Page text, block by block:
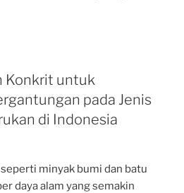
Konkrit untuk
pada Jenis
di Indonesia
minyak bumi dan batu
daya alam yang semakin